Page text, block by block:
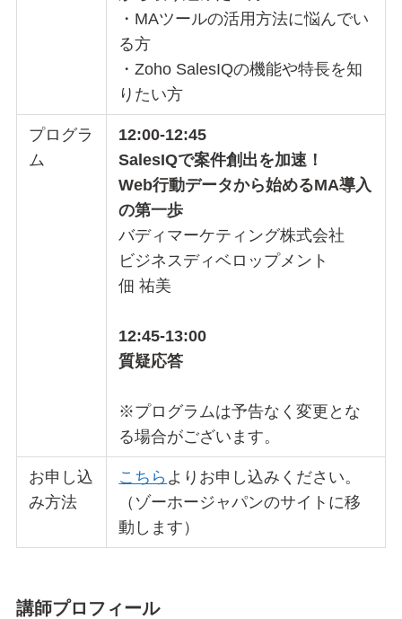
・MAツールの活用方法に悩んでい
る方
・Zoho SalesIQの機能や特長を知
りたい方
プログラ
ム
12:00-12:45
SalesIQで案件創出を加速！
Web行動データから始めるMA導入
の第一歩
バディマーケティング株式会社
ビジネスディベロップメント
佃 祐美
12:45-13:00
質疑応答
※プログラムは予告なく変更とな
る場合がございます。
お申し込
み方法
こちら よりお申し込みください。
（ゾーホージャパンのサイトに移
動します）
講師プロフィール